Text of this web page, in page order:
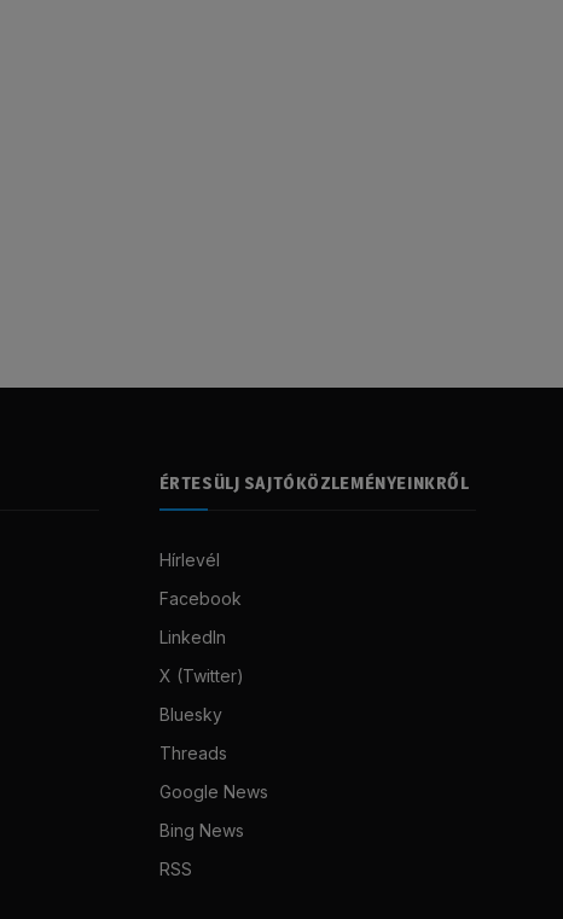
ÉRTESÜLJ SAJTÓKÖZLEMÉNYEINKRŐL
Hírlevél
Facebook
LinkedIn
X (Twitter)
Bluesky
Threads
Google News
Bing News
RSS